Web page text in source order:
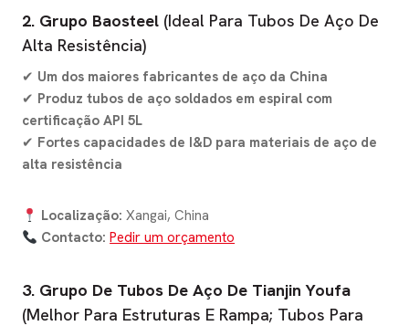
2. Grupo Baosteel (Ideal Para Tubos De Aço De
Alta Resistência)
✔ Um dos maiores fabricantes de aço da China
✔ Produz tubos de aço soldados em espiral com
certificação API 5L
✔ Fortes capacidades de I&D para materiais de aço de
alta resistência
Localização: Xangai, China
Contacto: Pedir um orçamento
3. Grupo De Tubos De Aço De Tianjin Youfa
(Melhor Para Estruturas E Rampa; Tubos Para